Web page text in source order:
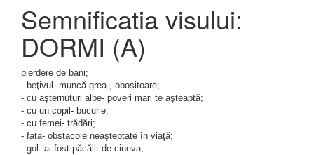
Semnificatia visului:
DORMI (A)
pierdere de bani;
- beţivul- muncă grea , obositoare;
- cu aşternuturi albe- poveri mari te aşteaptă;
- cu un copil- bucurie;
- cu femei- trădări;
- fata- obstacole neaşteptate în viaţă;
- gol- ai fost păcălit de cineva;